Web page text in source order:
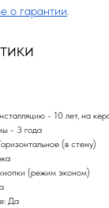
о гарантии.
- 10 лет, на
- 3 года
(в стену)
(режим эконом)
Да